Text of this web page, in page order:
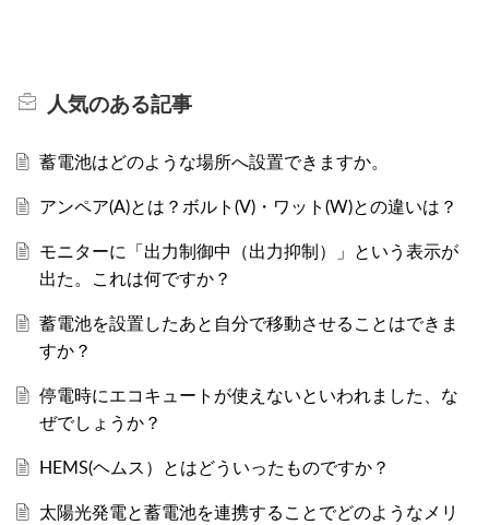
人気のある記事
蓄電池はどのような場所へ設置できますか。
アンペア(A)とは？ボルト(V)・ワット(W)との違いは？
モニターに「出力制御中（出力抑制）」という表示が
出た。これは何ですか？
蓄電池を設置したあと自分で移動させることはできま
すか？
停電時にエコキュートが使えないといわれました、な
ぜでしょうか？
HEMS(ヘムス）とはどういったものですか？
太陽光発電と蓄電池を連携することでどのようなメリ